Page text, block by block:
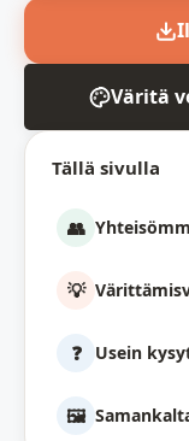
Tällä sivulla
👥
💡
❓ Usein
🖼️
Väritä